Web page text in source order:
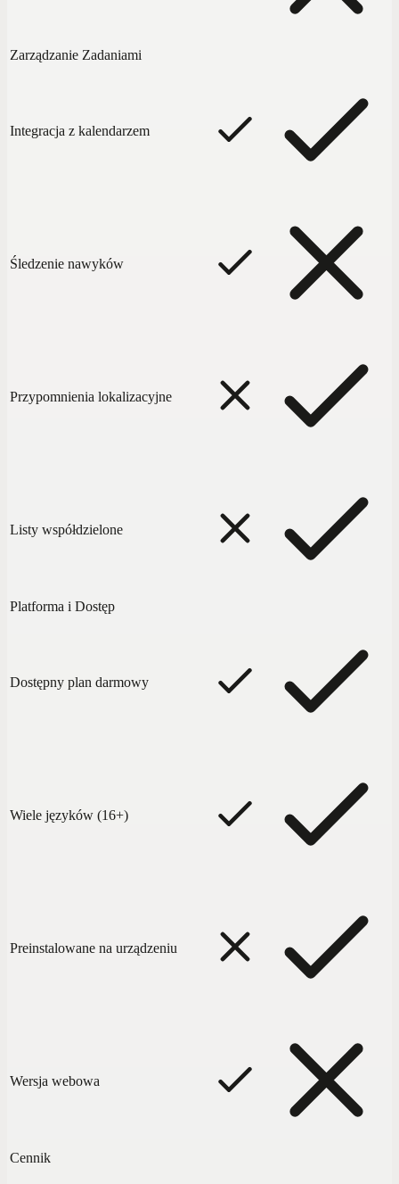
Zarządzanie Zadaniami
Integracja z kalendarzem
Śledzenie nawyków
Przypomnienia lokalizacyjne
Listy współdzielone
Platforma i Dostęp
Dostępny plan darmowy
Wiele języków (16+)
Preinstalowane na urządzeniu
Wersja webowa
Cennik